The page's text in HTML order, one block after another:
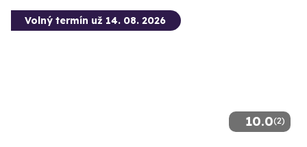
10.0(2)
Volný termín už 14. 08. 2026